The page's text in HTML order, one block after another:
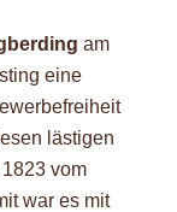
am
eine
lästigen
vom
war es mit